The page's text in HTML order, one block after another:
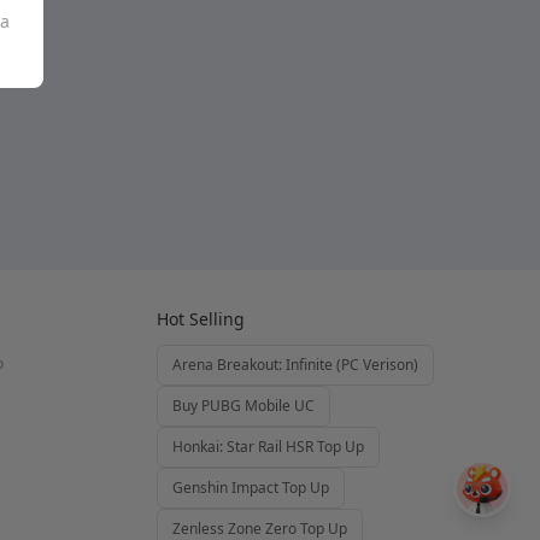
Hot Selling
Arena Breakout: Infinite (PC Verison)
Buy PUBG Mobile UC
Honkai: Star Rail HSR Top Up
Genshin Impact Top Up
Zenless Zone Zero Top Up